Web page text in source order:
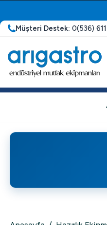
Müşteri Destek: 0(536)